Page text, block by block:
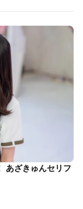
あざきゅんセリフ